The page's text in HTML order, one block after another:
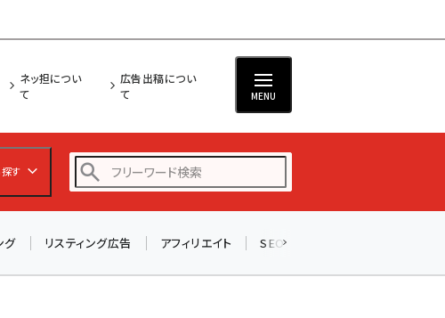
ネッ担につい
て
広告出稿につい
て
MENU
す
グ リスティング広告 アフィリエイト SEO
は？
セ
る